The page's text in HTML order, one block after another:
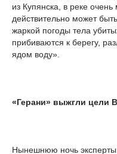
из Купянска, в реке очень
действительно может
жаркой погоды тела
прибиваются к берегу,
ядом воду».
«Герани» выжгли цели
Нынешнюю ночь эксперты